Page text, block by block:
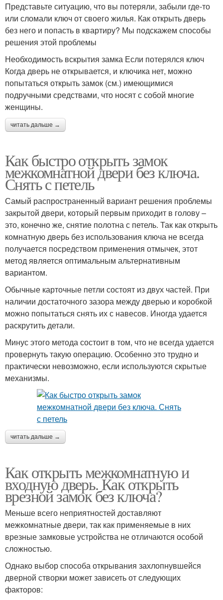
Представьте ситуацию, что вы потеряли, забыли где-то
или сломали ключ от своего жилья. Как открыть дверь
без него и попасть в квартиру? Мы подскажем способы
решения этой проблемы
Необходимость вскрытия замка Если потерялся ключ
Когда дверь не открывается, и ключика нет, можно
попытаться открыть замок (см.) имеющимися
подручными средствами, что носят с собой многие
женщины.
читать дальше →
Как быстро открыть замок
межкомнатной двери без ключа.
Снять с петель
Самый распространенный вариант решения проблемы
закрытой двери, который первым приходит в голову –
это, конечно же, снятие полотна с петель. Так как открыть
комнатную дверь без использования ключа не всегда
получается посредством применения отмычек, этот
метод является оптимальным альтернативным
вариантом.
Обычные карточные петли состоят из двух частей. При
наличии достаточного зазора между дверью и коробкой
можно попытаться снять их с навесов. Иногда удается
раскрутить детали.
Минус этого метода состоит в том, что не всегда удается
провернуть такую операцию. Особенно это трудно и
практически невозможно, если используются скрытые
механизмы.
читать дальше →
Как открыть межкомнатную и
входную дверь. Как открыть
врезной замок без ключа?
Меньше всего неприятностей доставляют
межкомнатные двери, так как применяемые в них
врезные замковые устройства не отличаются особой
сложностью.
Однако выбор способа открывания захлопнувшейся
дверной створки может зависеть от следующих
факторов: